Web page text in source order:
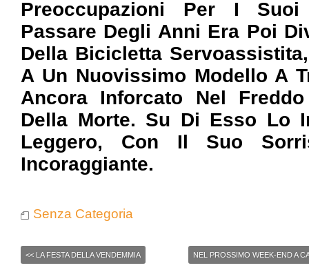
Preoccupazioni Per I
Passare Degli Anni Era Poi
Della Bicicletta
A Un Nuovissimo Modello A
Ancora Inforcato Nel
Della Morte. Su Di Esso Lo
Leggero, Con Il Suo
Incoraggiante.
Senza Categoria
<< LA FESTA DELLA VENDEMMIA NEL PROSSIMO WEEK-END A